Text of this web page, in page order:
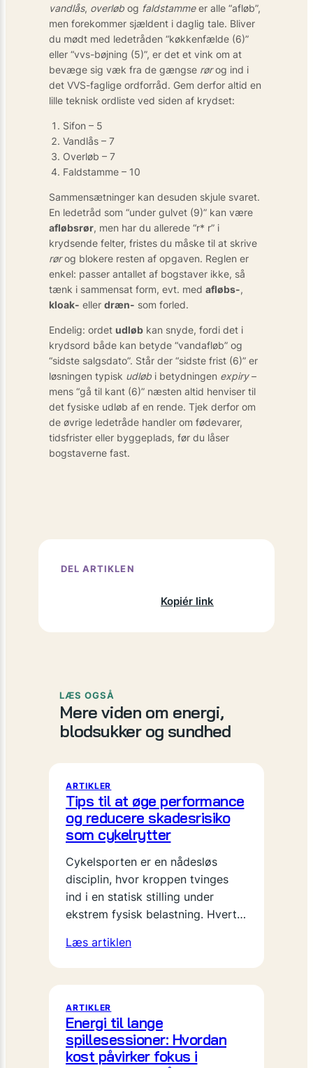
vandlås, overløb og faldstammeer alle “afløb”,
men forekommer sjældent i daglig tale. Bliver
du mødt med ledetråden “køkkenfælde (6)”
eller “vvs-bøjning (5)”, er det et vink om at
bevæge sig væk fra de gængse rørog ind i
det VVS-faglige ordforråd. Gem derfor altid en
lille teknisk ordliste ved siden af krydset:
Sifon – 5
Vandlås – 7
Overløb – 7
Faldstamme – 10
Sammensætninger kan desuden skjule svaret.
En ledetråd som “under gulvet (9)” kan være
afløbsrør, men har du allerede “r* r” i
krydsende felter, fristes du måske til at skrive
rørog blokere resten af opgaven. Reglen er
enkel: passer antallet af bogstaver ikke, så
tænk i sammensat form, evt. med afløbs-,
kloak- eller dræn- som forled.
Endelig: ordet udløb kan snyde, fordi det i
krydsord både kan betyde “vandafløb” og
“sidste salgsdato”. Står der “sidste frist (6)” er
løsningen typisk udløb i betydningen expiry–
mens “gå til kant (6)” næsten altid henviser til
det fysiske udløb af en rende. Tjek derfor om
de øvrige ledetråde handler om fødevarer,
tidsfrister eller byggeplads, før du låser
bogstaverne fast.
DEL ARTIKLEN
Kopiér link
LÆS OGSÅ
Mere viden om energi,
blodsukker og sundhed
ARTIKLER
Tips til at øge performance
og reducere skadesrisiko
som cykelrytter
Cykelsporten er en nådesløs
disciplin, hvor kroppen tvinges
ind i en statisk stilling under
ekstrem fysisk belastning. Hvert…
Læs artiklen
ARTIKLER
Energi til lange
spillesessioner: Hvordan
kost påvirker fokus i